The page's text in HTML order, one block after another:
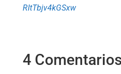
RItTbjv4kGSxw
4